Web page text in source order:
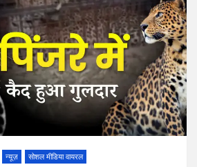
न्यूज़ सोशल मीडिया वायरल